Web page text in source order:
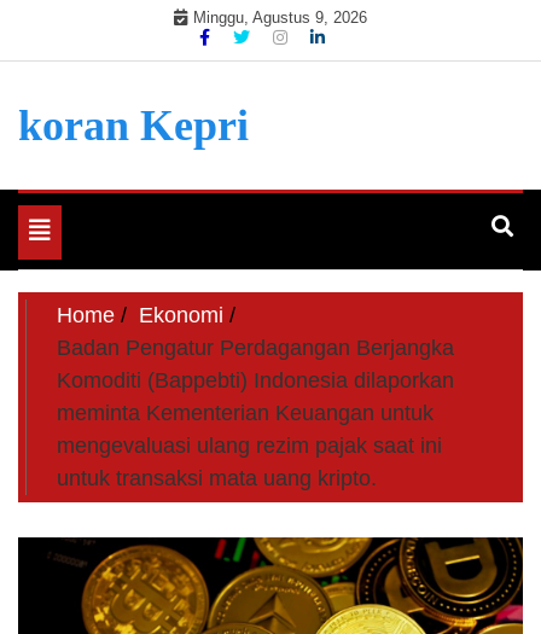
Minggu, Agustus 9, 2026
koran Kepri
Toggle
navigation
Home
Ekonomi
Badan Pengatur Perdagangan Berjangka
Komoditi (Bappebti) Indonesia dilaporkan
meminta Kementerian Keuangan untuk
mengevaluasi ulang rezim pajak saat ini
untuk transaksi mata uang kripto.